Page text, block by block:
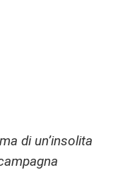
di un’insolita